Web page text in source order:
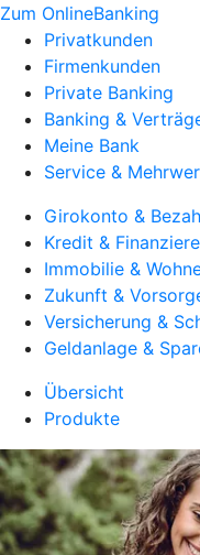
Zum OnlineBanking
Privatkunden
Firmenkunden
Private Banking
Banking &
Meine Bank
Service &
Girokonto &
Kredit &
Immobilie &
Zukunft &
Versicherung &
Geldanlage &
Übersicht
Produkte